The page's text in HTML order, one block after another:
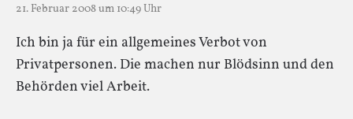
21. Februar 2008 um 10:49 Uhr
Ich bin ja für ein allgemeines Verbot von
Privatpersonen. Die machen nur Blödsinn und den
Behörden viel Arbeit.